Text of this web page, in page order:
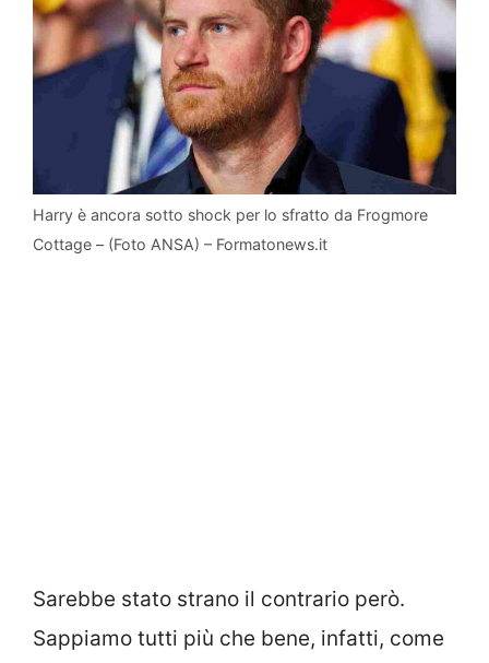
Harry è ancora sotto shock per lo sfratto da Frogmore
Cottage – (Foto ANSA) – Formatonews.it
Sarebbe stato strano il contrario però.
Sappiamo tutti più che bene, infatti, come